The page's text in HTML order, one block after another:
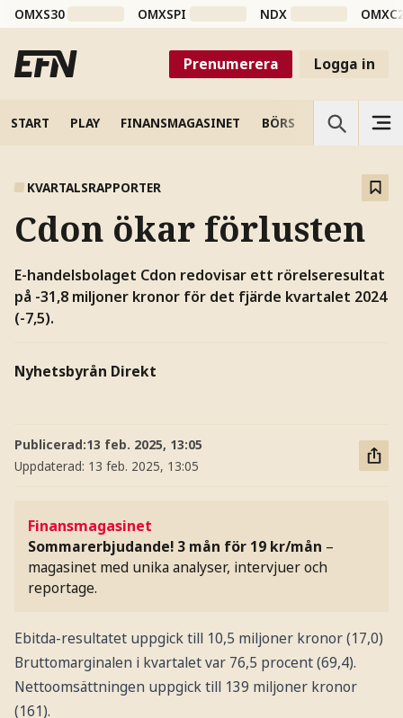
OMXS30 OMXSPI NDX
Prenumerera Logga in
START PLAY FINANSMAGASINET BÖRS VETENSKAP
KVARTALSRAPPORTER
Cdon ökar förlusten
E-handelsbolaget Cdon redovisar ett rörelseresultat
på -31,8 miljoner kronor för det fjärde kvartalet 2024
(-7,5).
Nyhetsbyrån Direkt
Publicerad:13 feb. 2025, 13:05
Uppdaterad: 13 feb. 2025, 13:05
Finansmagasinet
Sommarerbjudande! 3 mån för 19 kr/mån –
magasinet med unika analyser, intervjuer och
reportage.
Ebitda-resultatet uppgick till 10,5 miljoner kronor (17,0)
Bruttomarginalen i kvartalet var 76,5 procent (69,4).
Nettoomsättningen uppgick till 139 miljoner kronor
(161).